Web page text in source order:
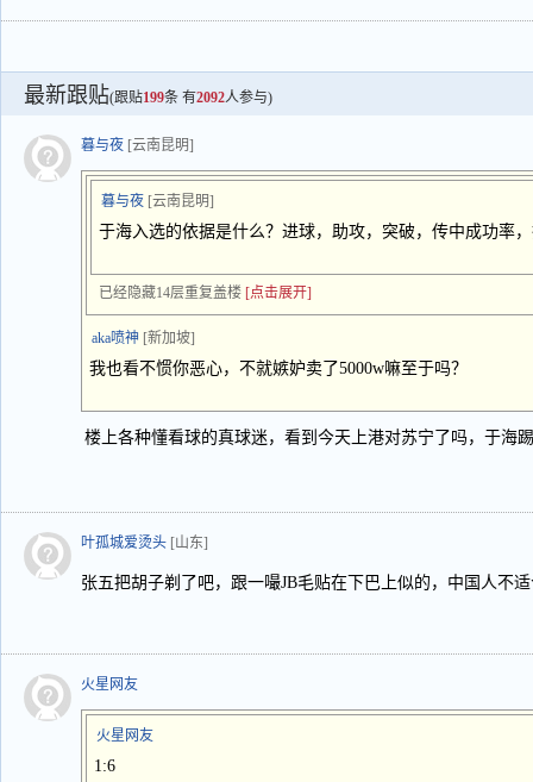
最新跟贴(跟贴199条 有2092人参与)
暮与夜 [云南昆明]
暮与夜 [云南昆明]
于海入选的依据是什么？进球，助攻，突破，传中成功率
已经隐藏14层重复盖楼 [点击展开]
aka喷神 [新加坡]
我也看不惯你恶心，不就嫉妒卖了5000w嘛至于吗？
楼上各种懂看球的真球迷，看到今天上港对苏宁了吗，于海
叶孤城爱烫头 [山东]
张五把胡子剃了吧，跟一嘬JB毛贴在下巴上似的，中国人不
火星网友
火星网友
1:6